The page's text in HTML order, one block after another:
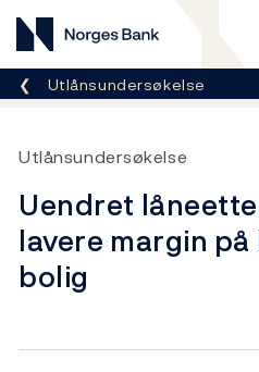
Norges Bank
Her er du nå:
Utlånsundersøkelse
Utlånsundersøkelse
Uendret
lavere margin
bolig